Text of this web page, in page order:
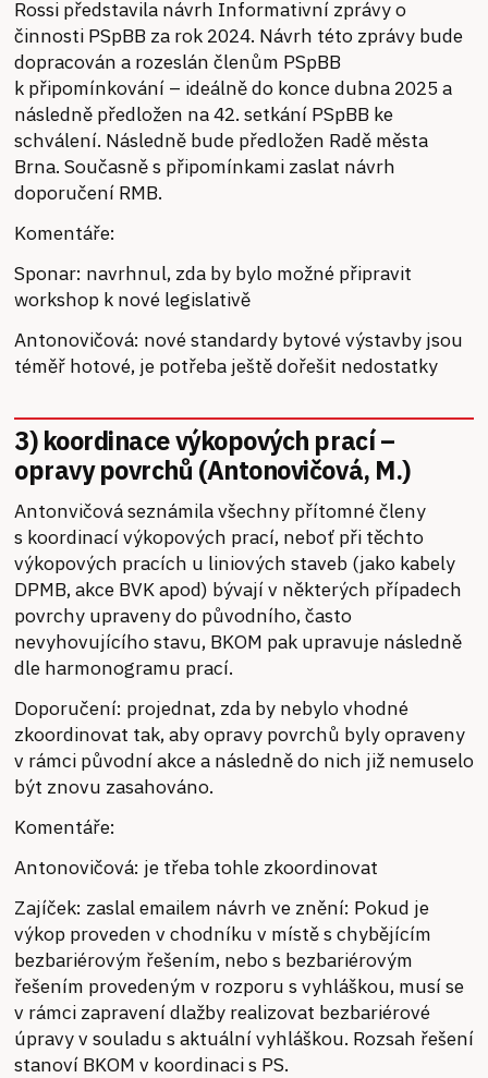
Rossi představila návrh Informativní zprávy o
činnosti PSpBB za rok 2024. Návrh této zprávy bude
dopracován a rozeslán členům PSpBB
k připomínkování – ideálně do konce dubna 2025 a
následně předložen na 42. setkání PSpBB ke
schválení. Následně bude předložen Radě města
Brna. Současně s připomínkami zaslat návrh
doporučení RMB.
Komentáře:
Sponar: navrhnul, zda by bylo možné připravit
workshop k nové legislativě
Antonovičová: nové standardy bytové výstavby jsou
téměř hotové, je potřeba ještě dořešit nedostatky
3) koordinace výkopových prací –
opravy povrchů (Antonovičová, M.)
Antonvičová seznámila všechny přítomné členy
s koordinací výkopových prací, neboť při těchto
výkopových pracích u liniových staveb (jako kabely
DPMB, akce BVK apod) bývají v některých případech
povrchy upraveny do původního, často
nevyhovujícího stavu, BKOM pak upravuje následně
dle harmonogramu prací.
Doporučení: projednat, zda by nebylo vhodné
zkoordinovat tak, aby opravy povrchů byly opraveny
v rámci původní akce a následně do nich již nemuselo
být znovu zasahováno.
Komentáře:
Antonovičová: je třeba tohle zkoordinovat
Zajíček: zaslal emailem návrh ve znění: Pokud je
výkop proveden v chodníku v místě s chybějícím
bezbariérovým řešením, nebo s bezbariérovým
řešením provedeným v rozporu s vyhláškou, musí se
v rámci zapravení dlažby realizovat bezbariérové
úpravy v souladu s aktuální vyhláškou. Rozsah řešení
stanoví BKOM v koordinaci s PS.